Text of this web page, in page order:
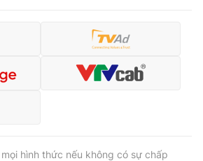
hình thức nếu không có sự chấp